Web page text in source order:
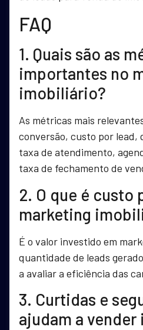
FAQ
1. Quais são as
importantes no
imobiliário?
As métricas mais
conversão, custo por lead,
taxa de atendimento,
taxa de fechamento de
2. O que é custo
marketing
É o valor investido em
quantidade de leads
a avaliar a eficiência das
3. Curtidas e
ajudam a vender